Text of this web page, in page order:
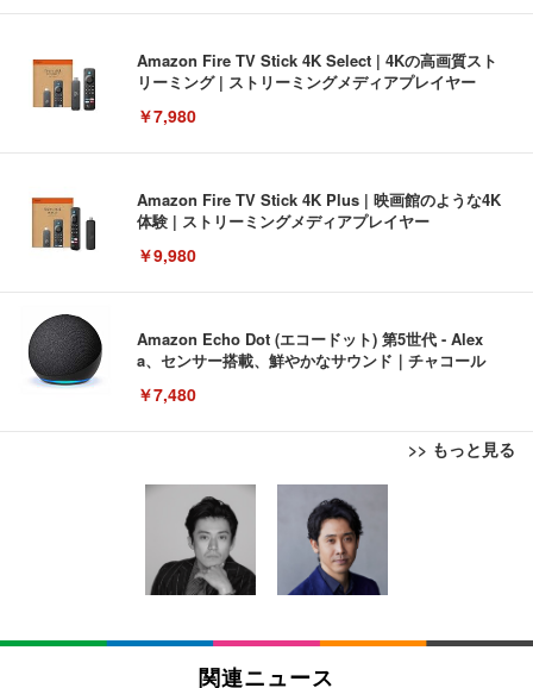
Amazon Fire TV Stick 4K Select | 4Kの高画質スト
リーミング | ストリーミングメディアプレイヤー
￥7,980
Amazon Fire TV Stick 4K Plus | 映画館のような4K
体験 | ストリーミングメディアプレイヤー
￥9,980
Amazon Echo Dot (エコードット) 第5世代 - Alex
a、センサー搭載、鮮やかなサウンド｜チャコール
￥7,480
>> もっと見る
[EdoErgo] オフィスチェア 椅子 テレワーク 疲れな
い 跳ね上げ式アームレスト コンパクト 約105度ロッ
キング pc 事務椅子 360度回転 座面昇降 強化ナイロ
ン樹脂ベース 通気性メッシュ 在宅ワーク H-WY01
(黒網+黒枠+黒足)
￥5,699
SIHOO B100 オフィスチェア／デスクチェア メッシ
ュチェア 人間工学 疲れない ブラック
EIZO ビジネス向けプレミアムモニター | FlexScan
EV3240X-WT | 31.5型4K UHD・USB Type-C・ホワ
￥105,595
EIZO ビジネス向けプレミアムモニター | FlexScan
Amazonベーシック ペットシーツ 薄型 レギュラー 1
回使い捨て 無香料 ホワイト 300枚
￥3,373
Amazonベーシック ペットシーツ 厚型 ワイド 42枚
x2袋(84枚) ホワイト(吸収面:ライトブルー)
関連ニュース